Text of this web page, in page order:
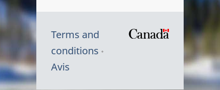
Terms and
conditions
Avis
Symbole